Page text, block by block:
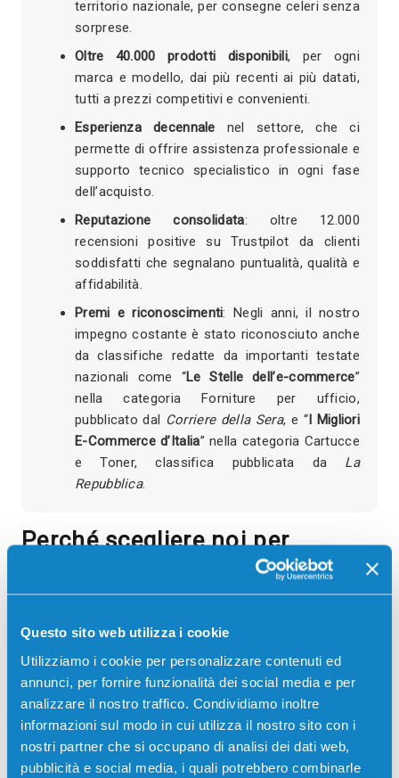
Questo sito web utilizza i cookie
Utilizziamo i cookie per personalizzare contenuti ed
annunci, per fornire funzionalità dei social media e per
analizzare il nostro traffico. Condividiamo inoltre
informazioni sul modo in cui utilizza il nostro sito con i
nostri partner che si occupano di analisi dei dati web,
pubblicità e social media, i quali potrebbero combinarle
territorio nazionale, per consegne celeri senza
sorprese.
Oltre 40.000 prodotti disponibili, per ogni
marca e modello, dai più recenti ai più datati,
tutti a prezzi competitivi e convenienti.
Esperienza decennale nel settore, che ci
permette di offrire assistenza professionale e
supporto tecnico specialistico in ogni fase
dell’acquisto.
Reputazione consolidata: oltre 12.000
recensioni positive su Trustpilot da clienti
soddisfatti che segnalano puntualità, qualità e
affidabilità.
Premi e riconoscimenti: Negli anni, il nostro
impegno costante è stato riconosciuto anche
da classifiche redatte da importanti testate
nazionali come “Le Stelle dell’e-commerce”
nella categoria Forniture per ufficio,
pubblicato dal Corriere della Sera, e “I Migliori
E-Commerce d’Italia” nella categoria Cartucce
e Toner, classifica pubblicata da La
Repubblica.
Perché scegliere noi per
acquistare toner e cartucce per
stampanti?
I motivi per sceglierci sono molti! Chi acquista da
noi sa di poter contare su un servizio rapido, sicuro
e competitivo, costruito su anni di esperienza e
sull’attenzione costante alle esigenze di chi stampa
ogni giorno a casa, in ufficio, in azienda o nel
proprio studio professionale.